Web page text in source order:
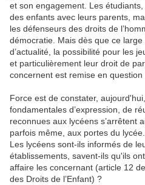
et son engagement. Les
des enfants avec leurs parents,
les défenseurs des droits de
démocratie. Mais dès que ce large
d’actualité, la possibilité pour les
et particulièrement leur droit de
concernent est remise en
Force est de constater,
fondamentales d’expression, de
reconnues aux lycéens s’arrêtent
parfois même, aux portes du lycée.
Les lycéens sont-ils informés de
établissements, savent-ils qu'ils
affaire les concernant (article 12
des Droits de l’Enfant) ?